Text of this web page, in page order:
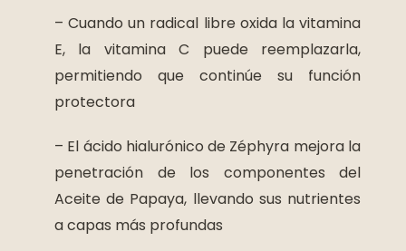
– Cuando un radical libre oxida la vitamina
E, la vitamina C puede reemplazarla,
permitiendo que continúe su función
protectora
– El ácido hialurónico de Zéphyra mejora la
penetración de los componentes del
Aceite de Papaya, llevando sus nutrientes
a capas más profundas